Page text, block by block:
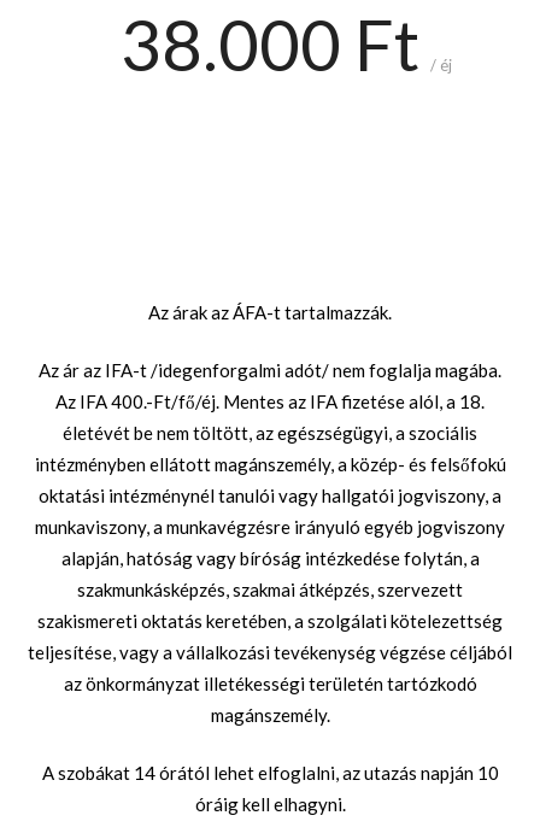
38.000 Ft / éj
Az árak az ÁFA-t tartalmazzák.
Az ár az IFA-t /idegenforgalmi adót/ nem foglalja magába.
Az IFA 400.-Ft/fő/éj. Mentes az IFA fizetése alól, a 18.
életévét be nem töltött, az egészségügyi, a szociális
intézményben ellátott magánszemély, a közép- és felsőfokú
oktatási intézménynél tanulói vagy hallgatói jogviszony, a
munkaviszony, a munkavégzésre irányuló egyéb jogviszony
alapján, hatóság vagy bíróság intézkedése folytán, a
szakmunkásképzés, szakmai átképzés, szervezett
szakismereti oktatás keretében, a szolgálati kötelezettség
teljesítése, vagy a vállalkozási tevékenység végzése céljából
az önkormányzat illetékességi területén tartózkodó
magánszemély.
A szobákat 14 órától lehet elfoglalni, az utazás napján 10
óráig kell elhagyni.